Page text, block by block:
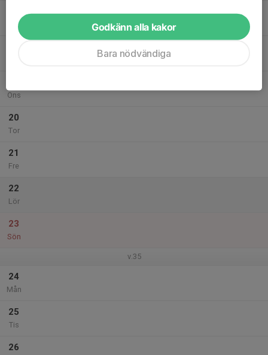
Mån
Ons
20
Tor
21
Fre
22
Lör
23
Sön
v.35
24
Mån
25
Tis
26
Godkänn alla kakor
Bara nödvändiga